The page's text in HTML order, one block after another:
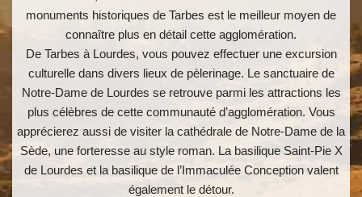
monuments historiques de Tarbes est le meilleur moyen de
connaître plus en détail cette agglomération.
De Tarbes à Lourdes, vous pouvez effectuer une excursion
culturelle dans divers lieux de pèlerinage. Le sanctuaire de
Notre-Dame de Lourdes se retrouve parmi les attractions les
plus célèbres de cette communauté d’agglomération. Vous
apprécierez aussi de visiter la cathédrale de Notre-Dame de la
Sède, une forteresse au style roman. La basilique Saint-Pie X
de Lourdes et la basilique de l’Immaculée Conception valent
également le détour.